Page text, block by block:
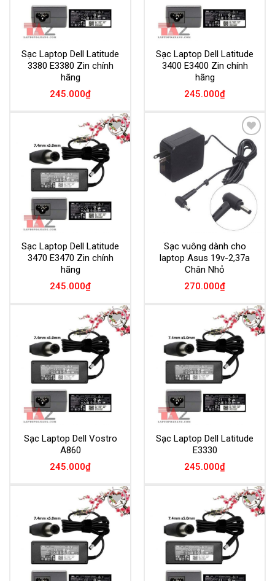
Sạc Laptop Dell Latitude
3380 E3380 Zin chính
hãng
245.000₫
Sạc Laptop Dell Latitude
3400 E3400 Zin chính
hãng
245.000₫
Add to
Wishlist
Sạc Laptop Dell Latitude
3470 E3470 Zin chính
hãng
245.000₫
Add to
Wishlist
Sạc vuông dành cho
laptop Asus 19v-2,37a
Chân Nhỏ
270.000₫
Add to
Wishlist
Sạc Laptop Dell Vostro
A860
245.000₫
Add to
Wishlist
Sạc Laptop Dell Latitude
E3330
245.000₫
Add to
Wishlist
Add to
Wishlist